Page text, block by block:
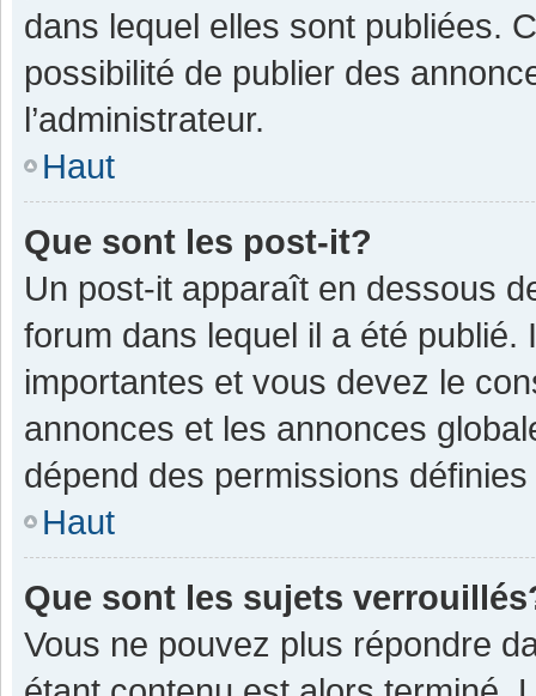
dans lequel elles sont publiées.
possibilité de publier des
l’administrateur.
Haut
Que sont les post-it?
Un post-it apparaît en dessous
forum dans lequel il a été
importantes et vous devez le
annonces et les annonces
dépend des permissions définies
Haut
Que sont les sujets
Vous ne pouvez plus répondre